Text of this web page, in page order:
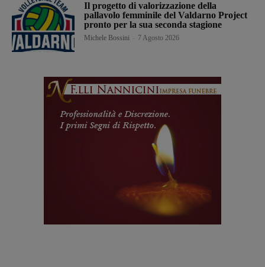
Il progetto di valorizzazione della
pallavolo femminile del Valdarno Project
pronto per la sua seconda stagione
Michele Bossini 7 Agosto 2026